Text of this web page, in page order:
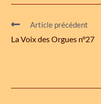
Article précédent
La Voix des Orgues n°27